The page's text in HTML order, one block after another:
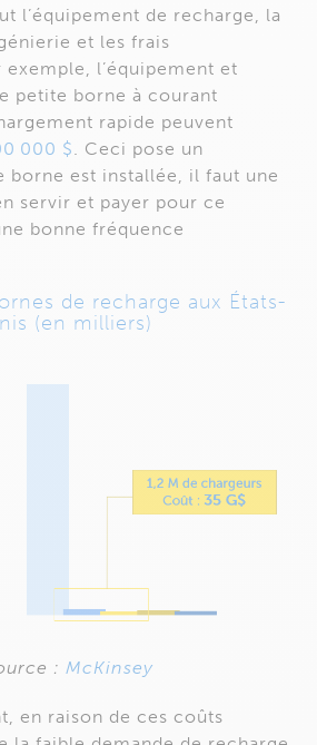
l’équipement de recharge, la
et les frais
exemple, l’équipement et
petite borne à courant
rapide peuvent
000 $. Ceci pose un
borne est installée, il faut une
servir et payer pour ce
bonne fréquence
de recharge aux États-
(en milliers)
: McKinsey
en raison de ces coûts